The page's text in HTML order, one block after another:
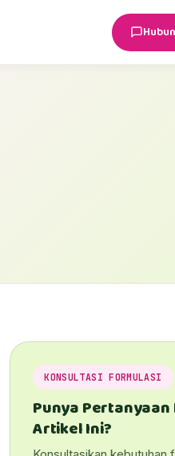
KONSULTASI FORMULASI
Punya Pertanyaan
Artikel Ini?